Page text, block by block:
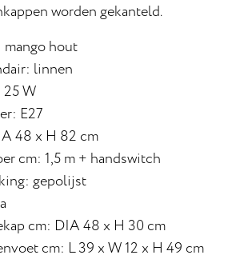
worden gekanteld.
mango hout
linnen
25 W
E27
48 x H 82 cm
cm: 1,5 m + handswitch
gepolijst
cm: DIA 48 x H 30 cm
cm: L 39 x W 12 x H 49 cm